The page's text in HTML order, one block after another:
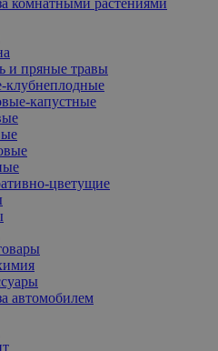
и пряные травы
клубнеплодные
капустные
цветущие
автомобилем